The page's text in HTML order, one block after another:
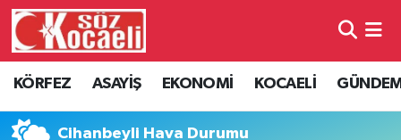
KÖRFEZ ASAYİŞ EKONOMİ KOCAELİ
Cihanbeyli Hava Durumu
Kocaeli Hava Durumu